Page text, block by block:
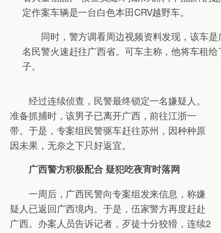
定作案车辆是一台白色本田CRV越野车。
同时，警方调看周边视频资料发现，该车是
名民警火速赶往广西省。可车主称，他将车租
子。
经过连续侦查，民警最终锁定一名嫌疑人。
准备抓捕时，该男子已离开广西，前往江浙一
带。于是，专案组民警驱车赶往苏州，因种种原
因未果，无奈之下只好返宜。
广西警方积极配合 疑犯吃夜宵时落网
一周后，广西民警向专案组发来信息，称嫌
疑人已返回广西境内。于是，伍家警方再度赶赴
广西。办案人员告诉记者，歹徒十分狡猾，连续2